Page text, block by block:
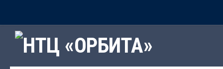
Главная
Рубрики